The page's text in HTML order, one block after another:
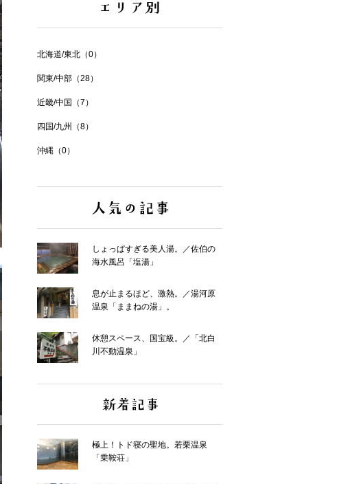
北海道/東北（0）
関東/中部（28）
近畿/中国（7）
四国/九州（8）
沖縄（0）
しょっぱすぎる美人湯。／佐伯の
海水風呂「塩湯」
息が止まるほど、激熱。／湯河原
温泉「ままねの湯」。
休憩スペース、国宝級。／「北白
川不動温泉」
極上！トド寝の聖地。若栗温泉
「乗鞍荘」